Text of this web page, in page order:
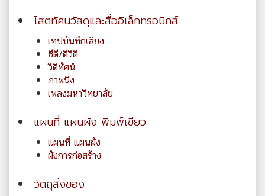
โสตทัศนวัสดุและสื่ออิเล็กทรอนิกส์
เทปบันทึกเสียง
ซีดี/ดีวิดี
วีดิทัศน์
ภาพนิ่ง
เพลงมหาวิทยาลัย
แผนที่ แผนผัง พิมพ์เขียว
แผนที่ แผนผัง
ผังการก่อสร้าง
วัตถุสิ่งของ